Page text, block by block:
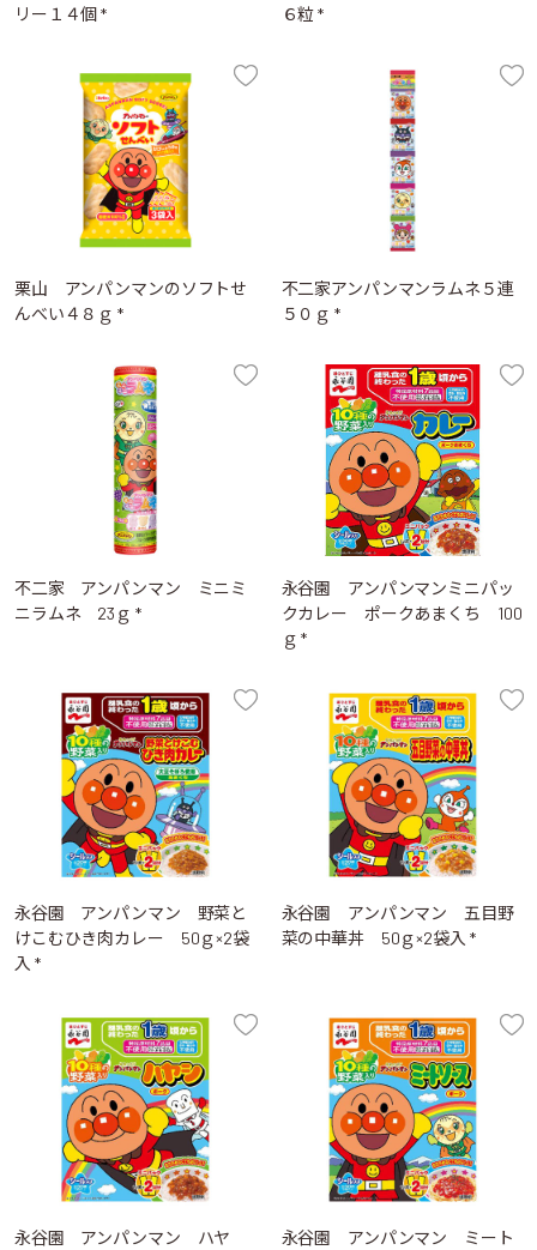
リー１４個 *
６粒 *
栗山 アンパンマンのソフトせ
んべい４８ｇ *
不二家アンパンマンラムネ５連
５０ｇ *
不二家 アンパンマン ミニミ
ニラムネ 23ｇ *
永谷園 アンパンマンミニパッ
クカレー ポークあまくち 100
ｇ *
永谷園 アンパンマン 野菜と
けこむひき肉カレー 50ｇ×2袋
入 *
永谷園 アンパンマン 五目野
菜の中華丼 50ｇ×2袋入 *
永谷園 アンパンマン ハヤ
永谷園 アンパンマン ミート